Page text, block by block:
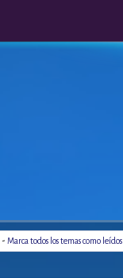
- Marca todos los temas como leídos